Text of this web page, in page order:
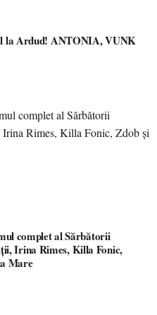
la Ardud! ANTONIA, VUNK
complet al Sărbătorii
Irina Rimes, Killa Fonic,
Mare